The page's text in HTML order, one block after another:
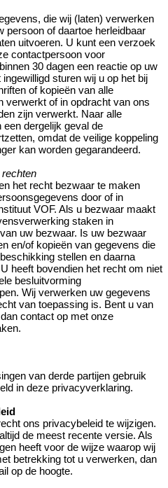
die wij (laten) verwerken
persoon of daartoe herleidbaar
uitvoeren. U kunt een verzoek
contactpersoon voor
30 dagen een reactie op uw
sturen wij u op het bij
of kopieën van alle
verwerkt of in opdracht van ons
zijn verwerkt. Naar alle
dergelijk geval de
omdat de veilige koppeling
kan worden gegarandeerd.
het recht bezwaar te maken
door of in
VOF. Als u bezwaar maakt
staken in
uw bezwaar. Is uw bezwaar
en/of kopieën van gegevens die
stellen en daarna
heeft bovendien het recht om niet
besluitvorming
Wij verwerken uw gegevens
van toepassing is. Bent u van
contact op met onze
van derde partijen gebruik
in deze privacyverklaring.
ons privacybeleid te wijzigen.
de meest recente versie. Als
heeft voor de wijze waarop wij
betrekking tot u verwerken, dan
op de hoogte.